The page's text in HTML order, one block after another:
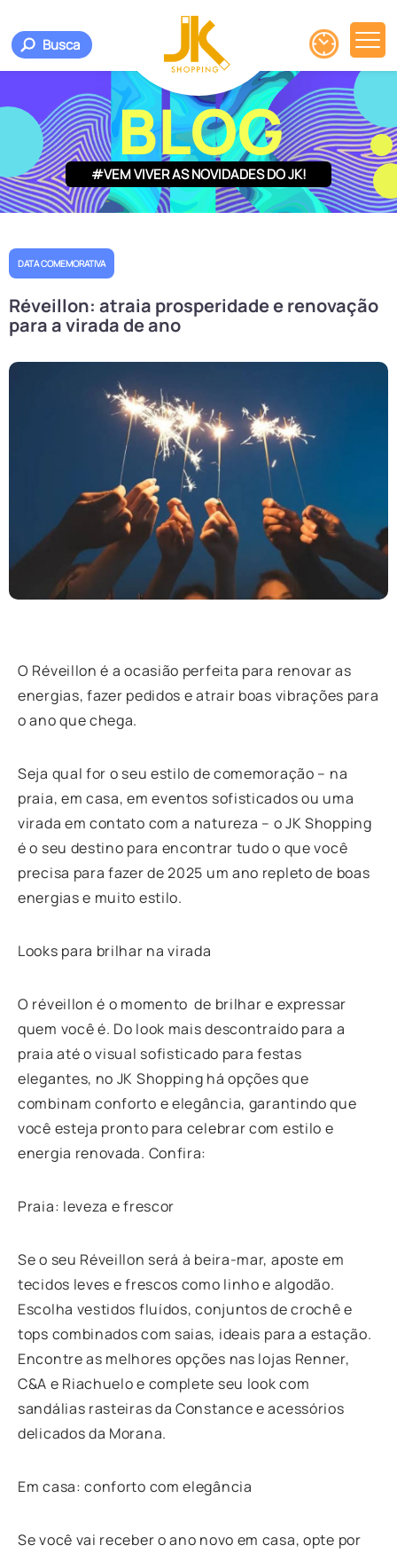
Busca
BLOG
#VEM VIVER AS NOVIDADES DO JK!
DATA COMEMORATIVA
Réveillon: atraia prosperidade e renovação
para a virada de ano
O Réveillon é a ocasião perfeita para renovar as
energias, fazer pedidos e atrair boas vibrações para
o ano que chega.
Seja qual for o seu estilo de comemoração – na
praia, em casa, em eventos sofisticados ou uma
virada em contato com a natureza – o JK Shopping
é o seu destino para encontrar tudo o que você
precisa para fazer de 2025 um ano repleto de boas
energias e muito estilo.
Looks para brilhar na virada
O réveillon é o momento de brilhar e expressar
quem você é. Do look mais descontraído para a
praia até o visual sofisticado para festas
elegantes, no JK Shopping há opções que
combinam conforto e elegância, garantindo que
você esteja pronto para celebrar com estilo e
energia renovada. Confira:
Praia: leveza e frescor
Se o seu Réveillon será à beira-mar, aposte em
tecidos leves e frescos como linho e algodão.
Escolha vestidos fluídos, conjuntos de crochê e
tops combinados com saias, ideais para a estação.
Encontre as melhores opções nas lojas Renner,
C&A e Riachuelo e complete seu look com
sandálias rasteiras da Constance e acessórios
delicados da Morana.
Em casa: conforto com elegância
Se você vai receber o ano novo em casa, opte por